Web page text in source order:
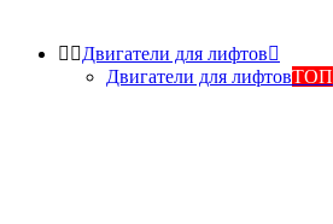
 Двигатели для лифтов
Двигатели для лифтовТОП